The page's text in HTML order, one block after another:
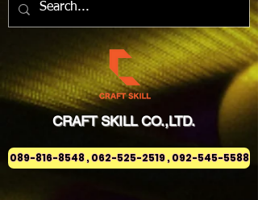
CRAFT SKILL CO.,LTD.
089-816-8548 , 062-525-2519 , 092-545-5588